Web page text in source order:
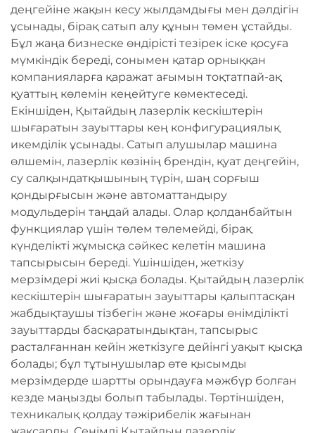
деңгейіне жақын кесу жылдамдығы мен дәлдігін
ұсынады, бірақ сатып алу құнын төмен ұстайды.
Бұл жаңа бизнеске өндірісті тезірек іске қосуға
мүмкіндік береді, сонымен қатар орныққан
компанияларға қаражат ағымын тоқтатпай-ақ
қуаттың көлемін кеңейтуге көмектеседі.
Екіншіден, Қытайдың лазерлік кескіштерін
шығаратын зауыттары кең конфигурациялық
икемділік ұсынады. Сатып алушылар машина
өлшемін, лазерлік көзінің брендін, қуат деңгейін,
су салқындатқышының түрін, шаң сорғыш
қондырғысын және автоматтандыру
модульдерін таңдай алады. Олар қолданбайтын
функциялар үшін төлем төлемейді, бірақ
күнделікті жұмысқа сәйкес келетін машина
тапсырысын береді. Үшіншіден, жеткізу
мерзімдері жиі қысқа болады. Қытайдың лазерлік
кескіштерін шығаратын зауыттары қалыптасқан
жабдықтаушы тізбегін және жоғары өнімділікті
зауыттарды басқаратындықтан, тапсырыс
расталғаннан кейін жеткізуге дейінгі уақыт қысқа
болады; бұл тұтынушылар өте қысымды
мерзімдерде шартты орындауға мәжбүр болған
кезде маңызды болып табылады. Төртіншіден,
техникалық қолдау тәжірибелік жағынан